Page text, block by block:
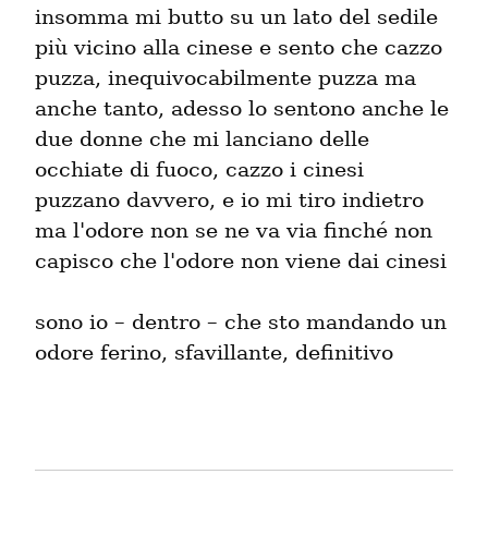
insomma mi butto su un lato del sedile
più vicino alla cinese e sento che cazzo
puzza, inequivocabilmente puzza ma
anche tanto, adesso lo sentono anche le
due donne che mi lanciano delle
occhiate di fuoco, cazzo i cinesi
puzzano davvero, e io mi tiro indietro
ma l'odore non se ne va via finché non
capisco che l'odore non viene dai cinesi
sono io – dentro – che sto mandando un
odore ferino, sfavillante, definitivo